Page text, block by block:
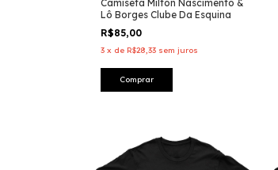
Camiseta Milton Nascimento &
Lô Borges Clube Da Esquina
R$85,00
3 x de R$28,33 sem juros
Comprar